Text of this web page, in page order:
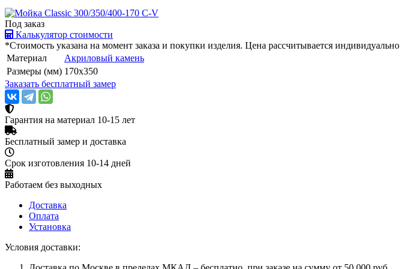
Под заказ
Калькулятор стоимости
*Стоимость указана на момент заказа и покупки изделия. Цена рассчитывается индивидуально
Материал
Акриловый камень
Размеры (мм) 170х350
Заказать бесплатный замер
Гарантия на материал 10-15 лет
Бесплатный замер и доставка
Срок изготовления 10-14 дней
Работаем без выходных
Доставка
Оплата
Установка
Условия доставки: